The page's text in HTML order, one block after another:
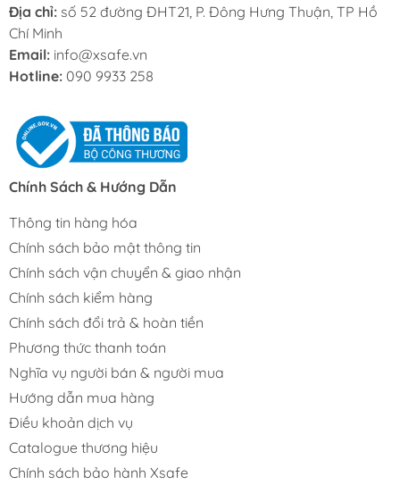
Địa chỉ: số 52 đường ĐHT21, P. Đông Hưng Thuận, TP Hồ
Chí Minh
Email: info@xsafe.vn
Hotline: 090 9933 258
Chính Sách & Hướng Dẫn
Thông tin hàng hóa
Chính sách bảo mật thông tin
Chính sách vận chuyển & giao nhận
Chính sách kiểm hàng
Chính sách đổi trả & hoàn tiền
Phương thức thanh toán
Nghĩa vụ người bán & người mua
Hướng dẫn mua hàng
Điều khoản dịch vụ
Catalogue thương hiệu
Chính sách bảo hành Xsafe